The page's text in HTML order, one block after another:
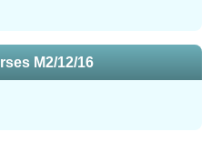
M2/12/16